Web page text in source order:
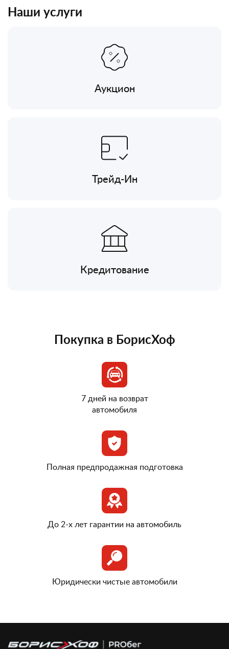
Наши услуги
Аукцион
Трейд-Ин
Кредитование
Покупка в БорисХоф
7 дней на возврат
автомобиля
Полная предпродажная подготовка
До 2-х лет гарантии на автомобиль
Юридически чистые автомобили